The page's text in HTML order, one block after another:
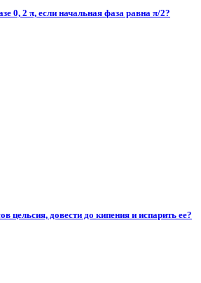
0, 2 π, если начальная фаза равна π/2?
цельсия, довести до кипения и испарить ее?